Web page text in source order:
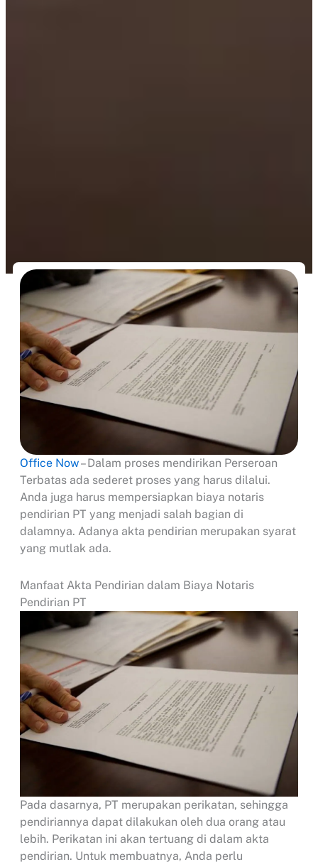
Office Now– Dalam proses mendirikan Perseroan
Terbatas ada sederet proses yang harus dilalui.
Anda juga harus mempersiapkan biaya notaris
pendirian PT yang menjadi salah bagian di
dalamnya. Adanya akta pendirian merupakan syarat
yang mutlak ada.
Manfaat Akta Pendirian dalam Biaya Notaris
Pendirian PT
Pada dasarnya, PT merupakan perikatan, sehingga
pendiriannya dapat dilakukan oleh dua orang atau
lebih. Perikatan ini akan tertuang di dalam akta
pendirian. Untuk membuatnya, Anda perlu